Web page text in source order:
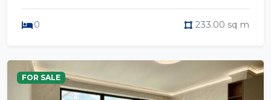
0 233.00 sq m
FOR SALE